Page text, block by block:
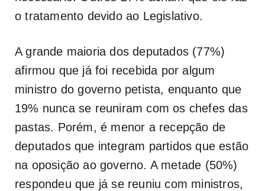
o tratamento devido ao Legislativo.
A grande maioria dos deputados (77%)
afirmou que já foi recebida por algum
ministro do governo petista, enquanto que
19% nunca se reuniram com os chefes das
pastas. Porém, é menor a recepção de
deputados que integram partidos que estão
na oposição ao governo. A metade (50%)
respondeu que já se reuniu com ministros,